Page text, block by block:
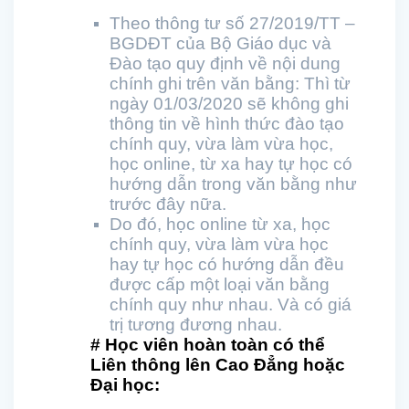
Theo thông tư số 27/2019/TT –
BGDĐT của Bộ Giáo dục và
Đào tạo quy định về nội dung
chính ghi trên văn bằng: Thì từ
ngày 01/03/2020 sẽ không ghi
thông tin về hình thức đào tạo
chính quy, vừa làm vừa học,
học online, từ xa hay tự học có
hướng dẫn trong văn bằng như
trước đây nữa.
Do đó, học online từ xa, học
chính quy, vừa làm vừa học
hay tự học có hướng dẫn đều
được cấp một loại văn bằng
chính quy như nhau. Và có giá
trị tương đương nhau.
# Học viên hoàn toàn có thể
Liên thông lên Cao Đẳng hoặc
Đại học: